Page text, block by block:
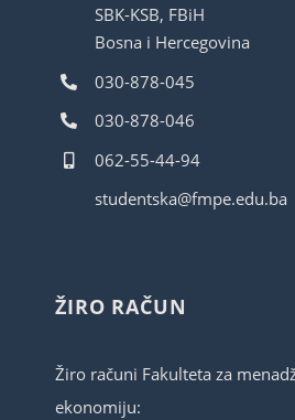
SBK-KSB, FBiH
Bosna i Hercegovina
030-878-045
030-878-046
062-55-44-94
studentska@fmpe.edu.ba
ŽIRO RAČUN
Žiro računi Fakulteta za
ekonomiju: